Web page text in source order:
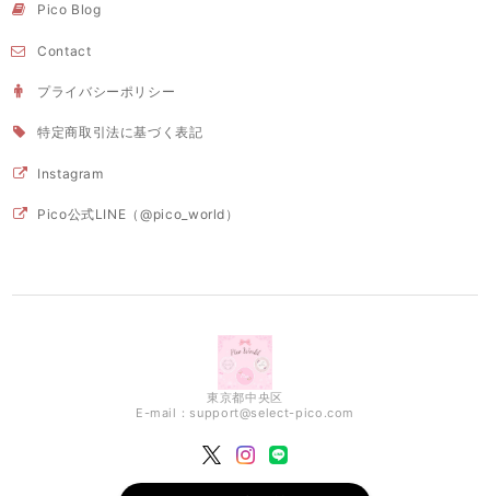
Pico Blog
Contact
プライバシーポリシー
特定商取引法に基づく表記
Instagram
Pico公式LINE（@pico_world）
東京都中央区
E-mail： support@select-pico.com